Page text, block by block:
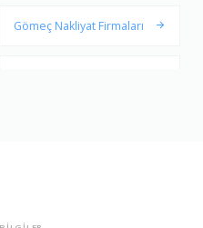
Gömeç Nakliyat Firmaları